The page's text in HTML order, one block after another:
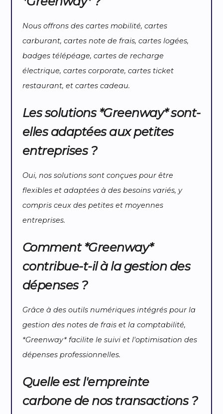
Nous offrons des cartes mobilité, cartes
carburant, cartes note de frais, cartes logées,
badges télépéage, cartes de recharge
électrique, cartes corporate, cartes ticket
restaurant, et cartes cadeau.
Les solutions *Greenway* sont-
elles adaptées aux petites
entreprises ?
Oui, nos solutions sont conçues pour être
flexibles et adaptées à des besoins variés, y
compris ceux des petites et moyennes
entreprises.
Comment *Greenway*
contribue-t-il à la gestion des
dépenses ?
Grâce à des outils numériques intégrés pour la
gestion des notes de frais et la comptabilité,
*Greenway* facilite le suivi et l'optimisation des
dépenses professionnelles.
Quelle est l'empreinte
carbone de nos transactions ?